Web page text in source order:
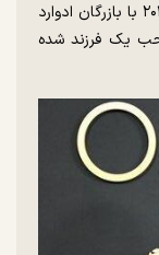
تریپلتون و سم مندس طلاق گرفت و در سال ۲۰۱۲ با بازرگان ادوارد
یک فرزند شده